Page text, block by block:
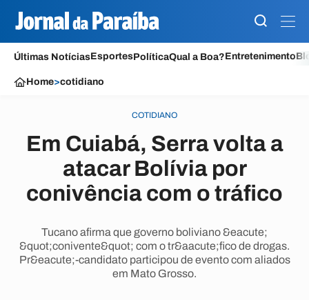
Últimas NotíciasEsportesPolíticaQual a Boa?Entretenimento
Home>cotidiano
COTIDIANO
Em Cuiabá, Serra volta a
atacar Bolívia por
conivência com o tráfico
Tucano afirma que governo boliviano &eacute;
&quot;conivente&quot; com o tr&aacute;fico de drogas.
Pr&eacute;-candidato participou de evento com aliados
em Mato Grosso.